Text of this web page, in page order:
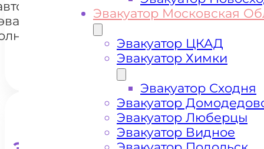
Эвакуатор Московская
Эвакуатор ЦКАД
Эвакуатор Химки
Эвакуатор Сходня
Эвакуатор
Эвакуатор Люберцы
Эвакуатор Видное